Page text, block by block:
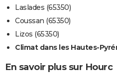
Laslades (65350)
Coussan (65350)
Lizos (65350)
Climat dans les Hautes-
En savoir plus sur Hourc